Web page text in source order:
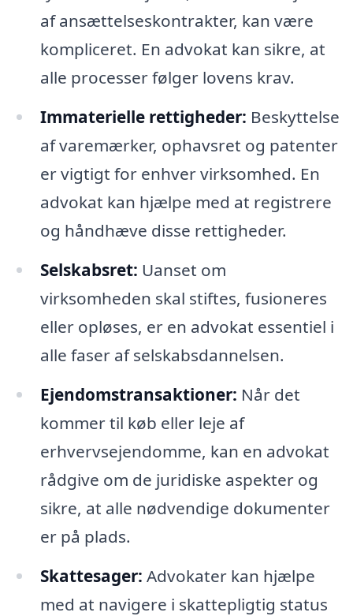
af ansættelseskontrakter, kan være
kompliceret. En advokat kan sikre, at
alle processer følger lovens krav.
Immaterielle rettigheder: Beskyttelse
af varemærker, ophavsret og patenter
er vigtigt for enhver virksomhed. En
advokat kan hjælpe med at registrere
og håndhæve disse rettigheder.
Selskabsret: Uanset om
virksomheden skal stiftes, fusioneres
eller opløses, er en advokat essentiel i
alle faser af selskabsdannelsen.
Ejendomstransaktioner: Når det
kommer til køb eller leje af
erhvervsejendomme, kan en advokat
rådgive om de juridiske aspekter og
sikre, at alle nødvendige dokumenter
er på plads.
Skattesager: Advokater kan hjælpe
med at navigere i skattepligtig status